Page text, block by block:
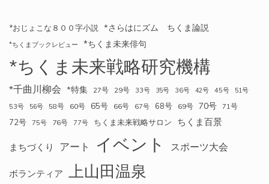
*おじょこな８００字小説 *さらはにズム ちくま論説
*ちくまブックレビュー *ちくま未来俳句
*ちくま未来戦略研究機構
*千曲川柳会 *特集 27号 29号 33号 35号 36号 42号 45号
51号
53号
56号 58号 60号 65号 66号 67号 68号 69号 70号 71号
72号 75号 76号 77号 ちくま未来戦略サロン ちくま百景
まちづくり アート イベント スポーツ大会
ボランティア 上山田温泉